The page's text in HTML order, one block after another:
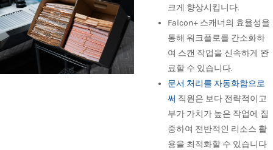
크게 향상시킵니다.
Falcon+ 스캐너의 효율성을
통해 워크플로를 간소화하
여 스캔 작업을 신속하게 완
료할 수 있습니다.
문서 처리를 자동화함으로
써 직원은 보다 전략적이고
부가 가치가 높은 작업에 집
중하여 전반적인 리소스 활
용을 최적화할 수 있습니다